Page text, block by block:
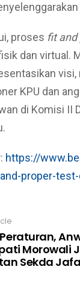
proses fit
dan virtual.
visi,
KPU dan
di Komisi II
https://
proper-test-
Morowali
Sekda